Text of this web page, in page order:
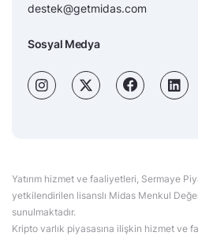
destek@getmidas.com
Sosyal Medya
Yatırım hizmet ve faaliyetleri, Sermaye
yetkilendirilen lisanslı Midas Menkul
sunulmaktadır.
Kripto varlık piyasasına ilişkin hizmet ve